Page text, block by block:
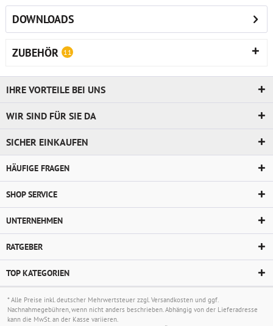
DOWNLOADS
ZUBEHÖR 11
IHRE VORTEILE BEI UNS
WIR SIND FÜR SIE DA
SICHER EINKAUFEN
HÄUFIGE FRAGEN
SHOP SERVICE
UNTERNEHMEN
RATGEBER
TOP KATEGORIEN
* Alle Preise inkl. deutscher Mehrwertsteuer zzgl.Versandkosten und ggf.
Nachnahmegebühren, wenn nicht anders beschrieben. Abhängig von der Lieferadresse
kann die MwSt. an der Kasse variieren.